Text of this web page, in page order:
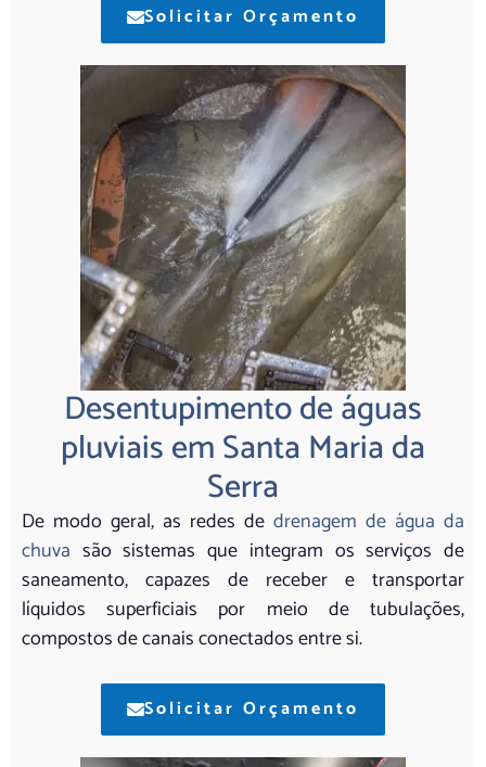
Solicitar Orçamento
Desentupimento de águas
pluviais em Santa Maria da
Serra
De modo geral, as redes de drenagem de água da
chuva são sistemas que integram os serviços de
saneamento, capazes de receber e transportar
líquidos superficiais por meio de tubulações,
compostos de canais conectados entre si.
Solicitar Orçamento